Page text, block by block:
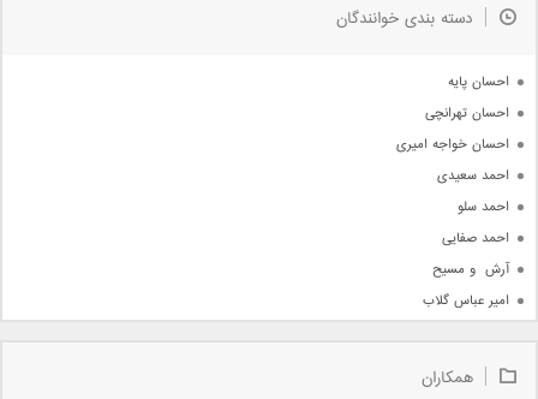
جدیدترین ها
دسته بندی خوانندگان
احسان پایه
احسان تهرانچی
احسان خواجه امیری
احمد سعیدی
احمد سلو
احمد صفایی
آرش  و مسیح
امیر عباس گلاب
امیر علی
همکاران